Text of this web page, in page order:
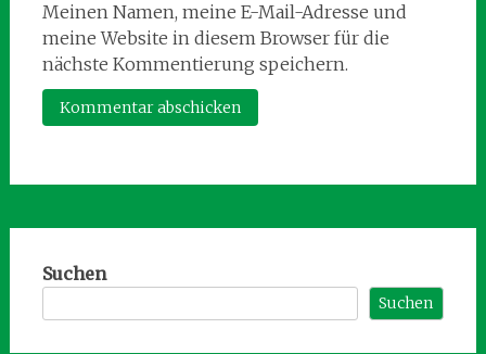
Meinen Namen, meine E-Mail-Adresse und
meine Website in diesem Browser für die
nächste Kommentierung speichern.
Suchen
Suchen